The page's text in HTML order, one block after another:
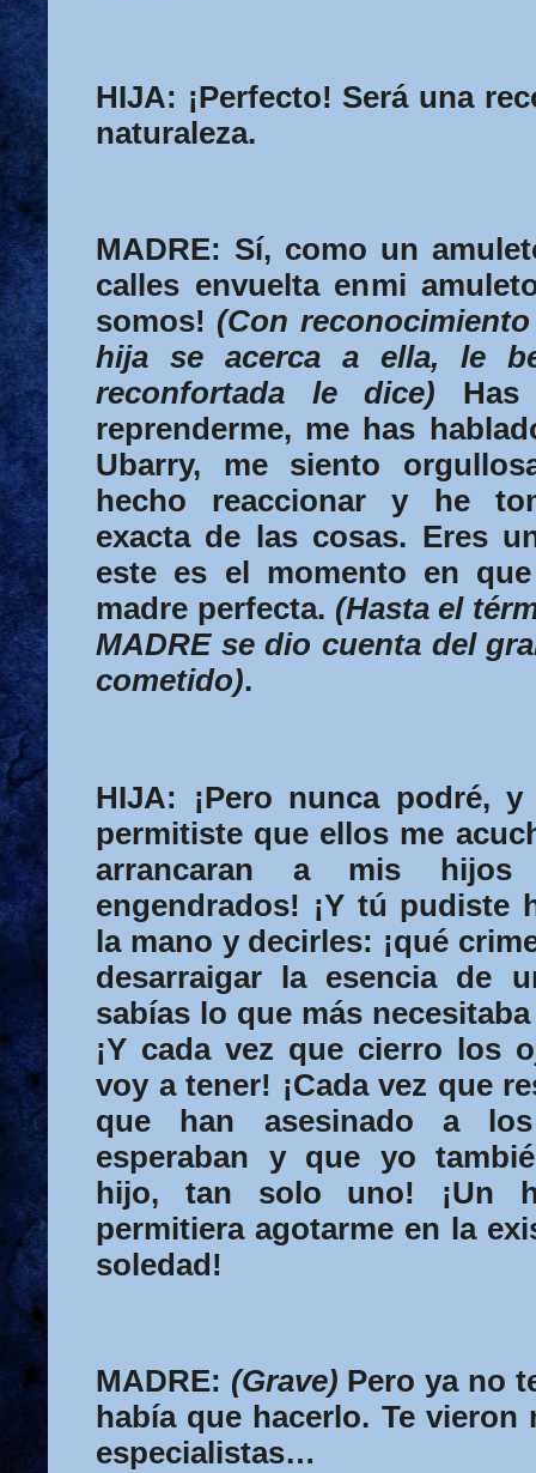
HIJA: ¡Perfecto! Será una
naturaleza.
MADRE: Sí, como un
calles envuelta enmi
somos! (Con
hija se acerca a ella, le
reconfortada le dice) Has
reprenderme, me has
Ubarry, me siento
hecho reaccionar y he
exacta de las cosas. Eres
este es el momento en
madre perfecta. (Hasta el
MADREse dio cuenta del
cometido).
HIJA: ¡Pero nunca podré,
permitiste que ellos me
arrancaran a mis
engendrados! ¡Y tú pudiste
la mano y decirles: ¡qué
desarraigar la esencia de
sabías lo que más
¡Y cada vez que cierro los
voy a tener! ¡Cada vez que
que han asesinado a
esperaban y que yo
hijo, tan solo uno! ¡Un
permitiera agotarme en la
soledad!
MADRE: (Grave) Pero ya no
había que hacerlo. Te vieron
especialistas…